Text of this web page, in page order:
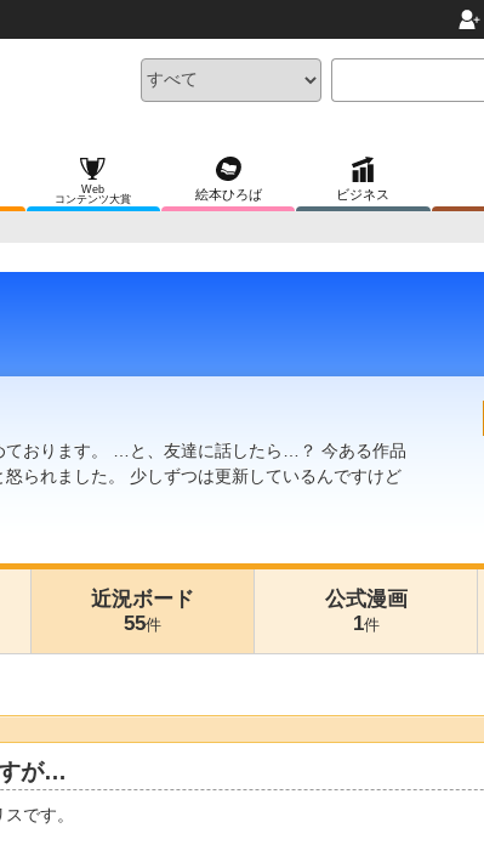
Web
コンテンツ大賞
絵本ひろば ビジネス
ております。 …と、友達に話したら…？ 今ある作品
られました。 少しずつは更新しているんですけど
近況ボード
55件
公式漫画
1件
が…
です。